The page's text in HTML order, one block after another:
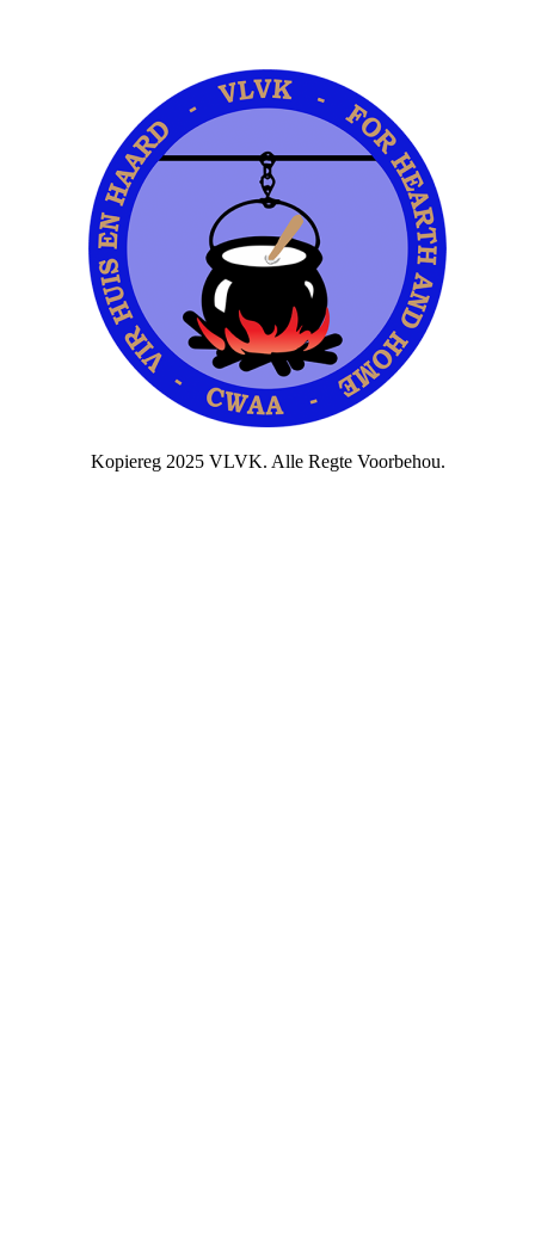
Kopiereg 2025 VLVK. Alle Regte Voorbehou.